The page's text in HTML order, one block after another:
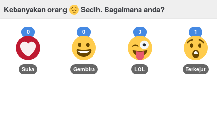
Kebanyakan orang Sedih. Bagaimana anda?
0
Suka
0
Gembira
0
LOL
1
Terkejut